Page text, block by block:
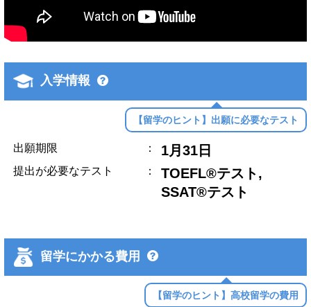
入学情報
【留学のヒント】出願に必要なテスト
出願期限 ： 1月31日
提出が必要なテスト ：
TOEFL®テスト,
SSAT®テスト
留学にかかる費用
【留学のヒント】高校留学の費用